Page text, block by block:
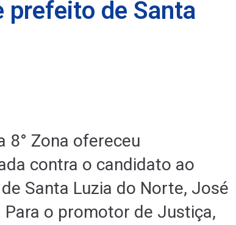
prefeito de Santa
8° Zona ofereceu
contra o candidato ao
Santa Luzia do Norte, José
o promotor de Justiça,